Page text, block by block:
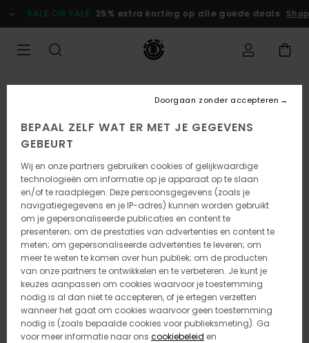
naar
Productinformatie
SALE ON SALE 25% extra korting op alle goede deals Shop
BEPAAL ZELF WAT ER MET JE GEGEVENS
GEBEURT
Wij en onze partners gebruiken cookies of gelijkwaardige
technologieën om informatie op je apparaat op te slaan
en/of te raadplegen. Deze persoonsgegevens (zoals je
navigatiegegevens en je IP-adres) kunnen worden gebruikt
om je gepersonaliseerde publicaties en content te
presenteren; om de prestaties van advertenties en content te
meten; om gepersonaliseerde advertenties te leveren; om
meer te weten te komen over hun publiek; om de producten
van onze partners te ontwikkelen en te verbeteren. Je kunt je
keuzes aanpassen om cookies waarvoor je toestemming
nodig is al dan niet te accepteren, of je ertegen verzetten
wanneer het gaat om cookies waarvoor geen toestemming
nodig is (zoals bepaalde cookies voor publieksmeting). Ga
voor meer informatie naar ons cookiebeleid en
Doorgaan zonder accepteren